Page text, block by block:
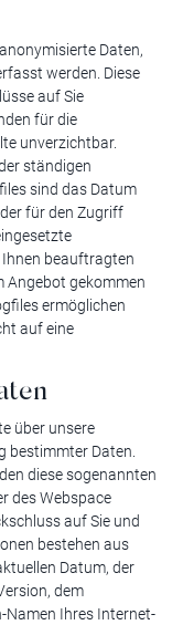
Daten,
werden. Diese
auf Sie
für die
unverzichtbar.
ständigen
sind das Datum
für den Zugriff
beauftragten
Angebot gekommen
ermöglichen
auf eine
über unsere
bestimmter Daten.
diese sogenannten
des Webspace
auf Sie und
bestehen aus
Datum, der
dem
Namen Ihres Internet-